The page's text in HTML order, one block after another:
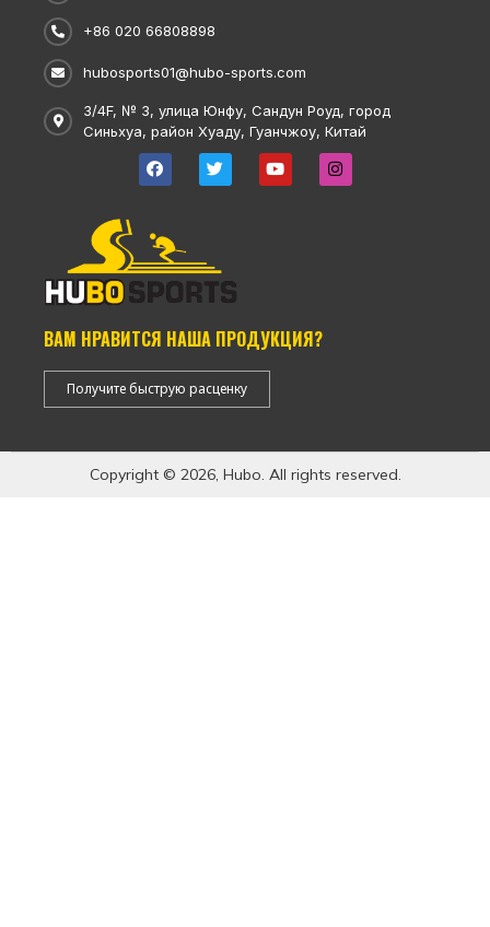
+86 020 66808898
hubosports01@hubo-sports.com
3/4F, № 3, улица Юнфу, Сандун Роуд, город
Синьхуа, район Хуаду, Гуанчжоу, Китай
ВАМ НРАВИТСЯ НАША ПРОДУКЦИЯ?
Получите быструю расценку
Copyright © 2026, Hubo. All rights reserved.